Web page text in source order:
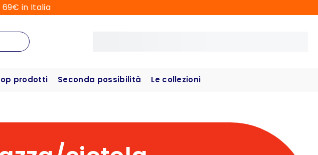
in Italia
prodotti Seconda possibilità Le collezioni